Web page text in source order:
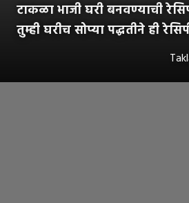
टाकळा भाजी घरी बनवण्याची
तुम्ही घरीच सोप्या पद्धतीने ही